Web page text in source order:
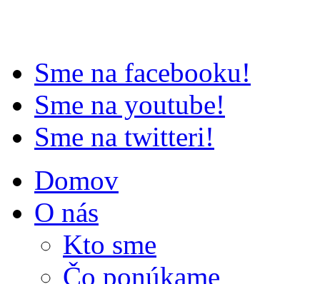
Sme na facebooku!
Sme na youtube!
Sme na twitteri!
Domov
O nás
Kto sme
Čo ponúkame